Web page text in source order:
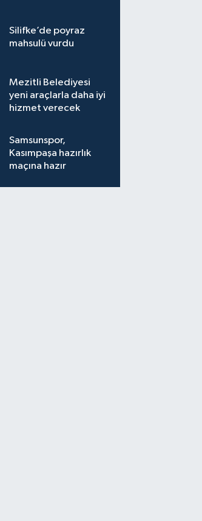
Silifke’de poyraz
mahsulü vurdu
Mezitli Belediyesi
yeni araçlarla daha iyi
hizmet verecek
Samsunspor,
Kasımpaşa hazırlık
maçına hazır